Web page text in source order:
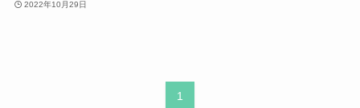
2022年10月29日
1